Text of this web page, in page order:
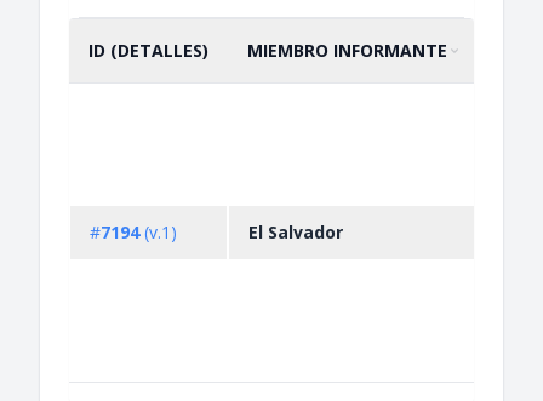
ID (DETALLES) ORDENAR POR
MIEMBRO INFORMANTE
ASCENDENTE
#7194(v.1) El Salvador